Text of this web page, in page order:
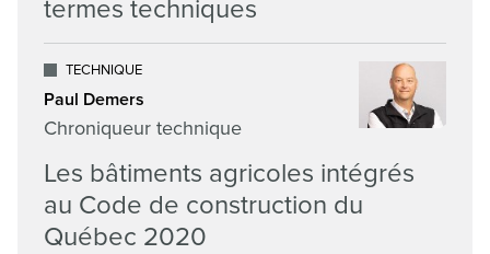
termes techniques
TECHNIQUE
Paul Demers
Chroniqueur technique
Les bâtiments agricoles intégrés
au Code de construction du
Québec 2020